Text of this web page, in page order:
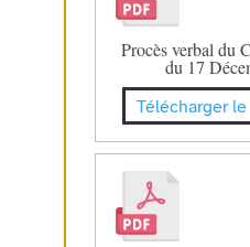
Procès verbal du
du 17
Télécharger